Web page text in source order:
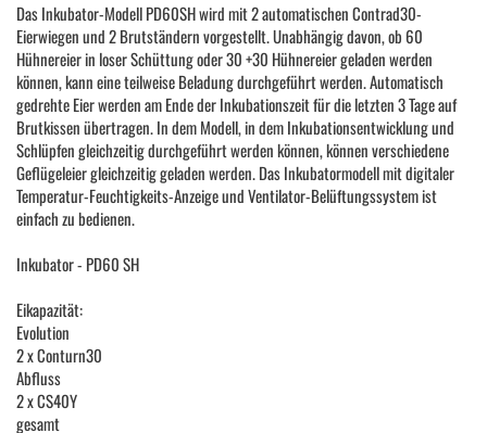
Das Inkubator-Modell PD60SH wird mit 2 automatischen Contrad30-
Eierwiegen und 2 Brutständern vorgestellt. Unabhängig davon, ob 60
Hühnereier in loser Schüttung oder 30 +30 Hühnereier geladen werden
können, kann eine teilweise Beladung durchgeführt werden. Automatisch
gedrehte Eier werden am Ende der Inkubationszeit für die letzten 3 Tage auf
Brutkissen übertragen. In dem Modell, in dem Inkubationsentwicklung und
Schlüpfen gleichzeitig durchgeführt werden können, können verschiedene
Geflügeleier gleichzeitig geladen werden. Das Inkubatormodell mit digitaler
Temperatur-Feuchtigkeits-Anzeige und Ventilator-Belüftungssystem ist
einfach zu bedienen.
Inkubator - PD60 SH
Eikapazität:
Evolution
2 x Conturn30
Abfluss
2 x CS40Y
gesamt